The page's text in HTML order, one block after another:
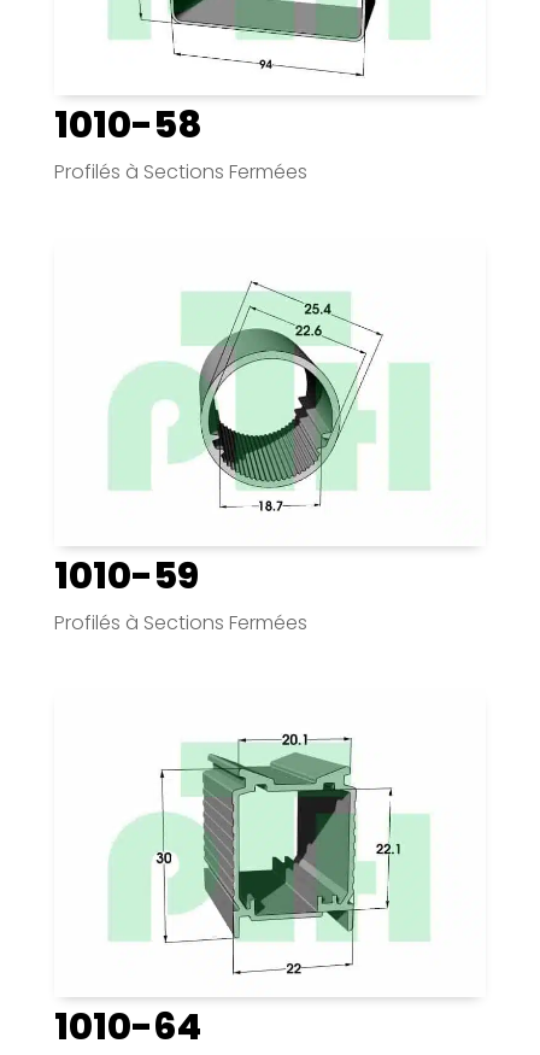
1010-58
Profilés à Sections Fermées
1010-59
Profilés à Sections Fermées
1010-64